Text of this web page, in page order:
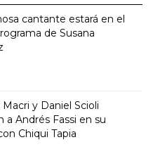
cantante estará en el
de Susana
y Daniel Scioli
a Andrés Fassi en su
Chiqui Tapia